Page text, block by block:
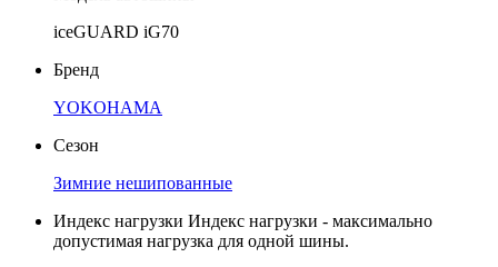
iceGUARD iG70
Бренд
YOKOHAMA
Сезон
Зимние нешипованные
Индекс нагрузки Индекс нагрузки - максимально
допустимая нагрузка для одной шины.